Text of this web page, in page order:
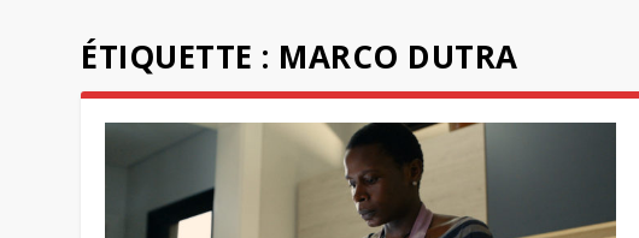
ÉTIQUETTE : MARCO DUTRA